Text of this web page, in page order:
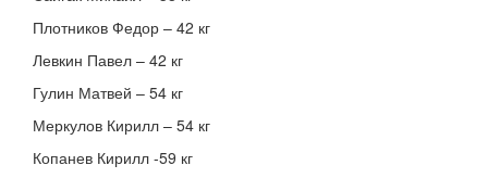
Плотников Федор – 42 кг
Левкин Павел – 42 кг
Гулин Матвей – 54 кг
Меркулов Кирилл – 54 кг
Копанев Кирилл -59 кг